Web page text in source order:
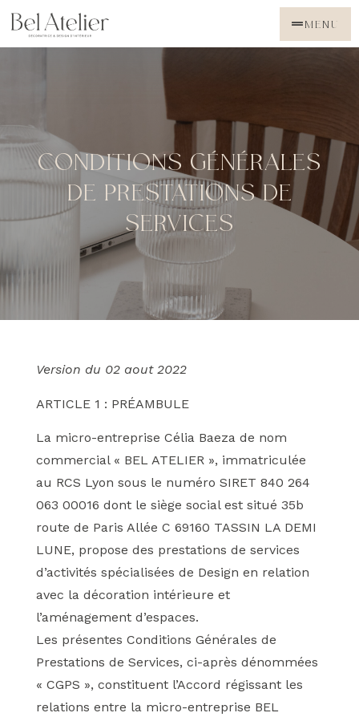
MENU
CONDITIONS GÉNÉRALES
DE PRESTATIONS DE
SERVICES
Version du 02 aout 2022
ARTICLE 1 : PRÉAMBULE
La micro-entreprise Célia Baeza de nom
commercial « BEL ATELIER », immatriculée
au RCS Lyon sous le numéro SIRET 840 264
063 00016 dont le siège social est situé 35b
route de Paris Allée C 69160 TASSIN LA DEMI
LUNE, propose des prestations de services
d’activités spécialisées de Design en relation
avec la décoration intérieure et
l’aménagement d’espaces.
Les présentes Conditions Générales de
Prestations de Services, ci-après dénommées
« CGPS », constituent l’Accord régissant les
relations entre la micro-entreprise BEL